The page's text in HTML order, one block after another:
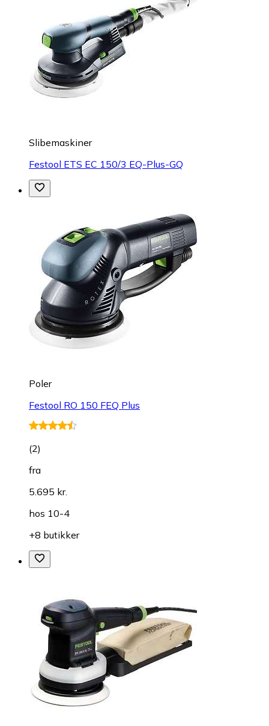
Slibemaskiner
Festool ETS EC 150/3 EQ-Plus-GQ
Poler
Festool RO 150 FEQ Plus
(2)
fra
5.695 kr.
hos 10-4
+8 butikker